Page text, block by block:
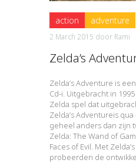
action adventure
2 March 2015 door Rami
Zelda’s
Zelda’s Adventure is
Cd-i. Uitgebracht in
Zelda spel dat
Zelda’s Adventureis
geheel anders dan zijn
Zelda: The Wand of
Faces of Evil. Met
probeerden de